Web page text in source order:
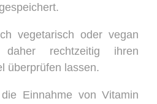
vegetarisch oder vegan
daher rechtzeitig ihren
überprüfen lassen.
Einnahme von Vitamin